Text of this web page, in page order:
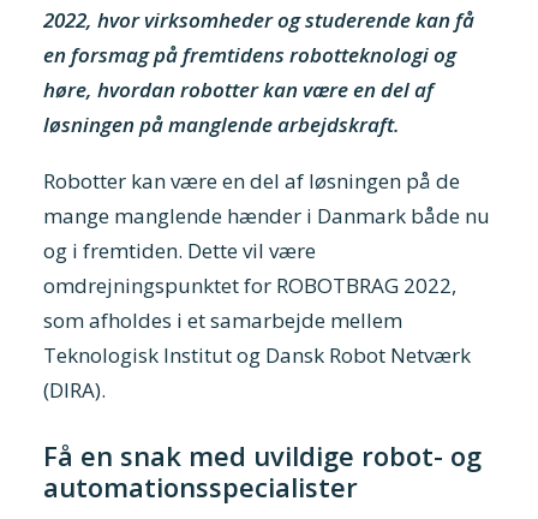
Presse og pressemeddelelser
Kontakt
Dansk
English
Danske Testfaciliteter
2022, hvor virksomheder og studerende kan få
en forsmag på fremtidens robotteknologi og
høre, hvordan robotter kan være en del af
løsningen på manglende arbejdskraft.
Robotter kan være en del af løsningen på de
mange manglende hænder i Danmark både nu
og i fremtiden. Dette vil være
omdrejningspunktet for ROBOTBRAG 2022,
som afholdes i et samarbejde mellem
Teknologisk Institut og Dansk Robot Netværk
(DIRA).
Få en snak med uvildige robot- og
automationsspecialister